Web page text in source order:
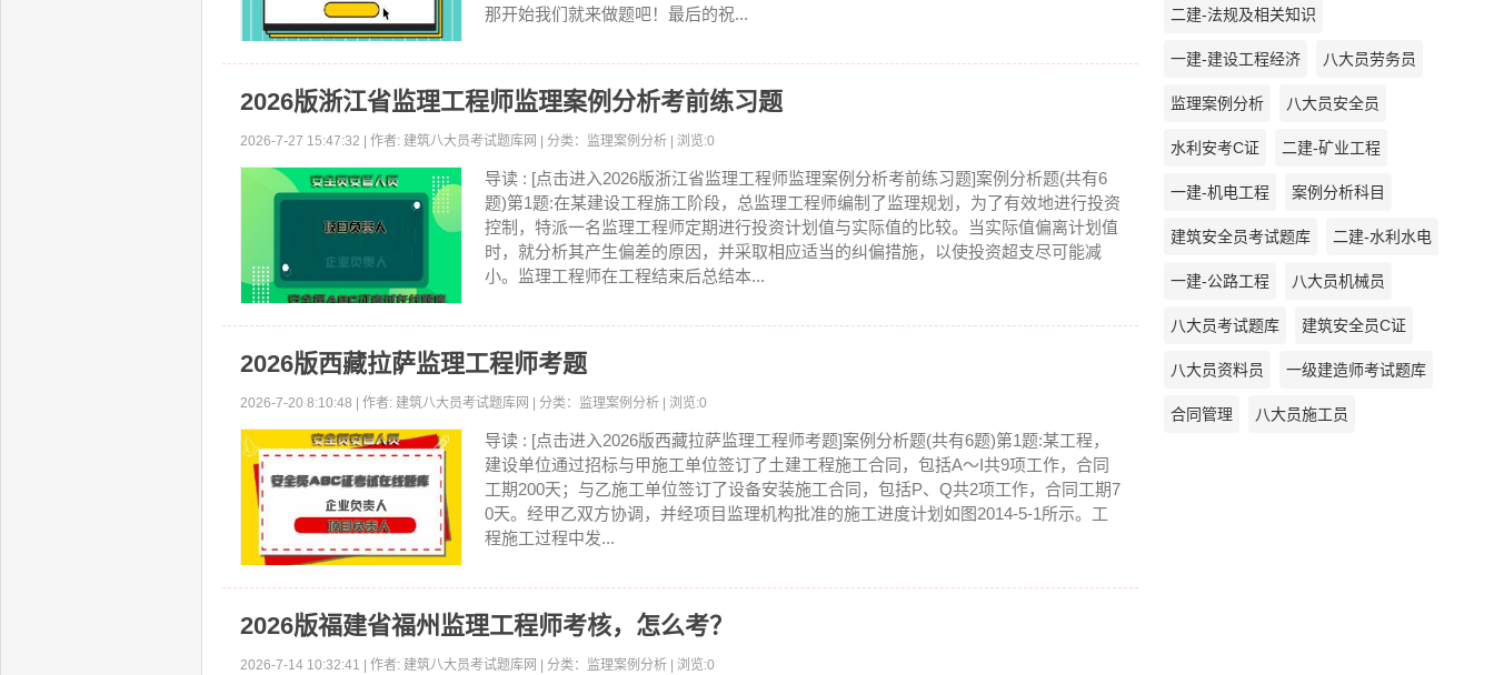
那开始我们就来做题吧！最后的祝...
2026版浙江省监理工程师监理案例分析考前练习题
2026-7-27 15:47:32 | 作者: 建筑八大员考试题库网 | 分类：监理案例分析 | 浏览:0
导读 : [点击进入2026版浙江省监理工程师监理案例分析考前练习题]案例分析题(共有6
题)第1题:在某建设工程旆工阶段，总监理工程师编制了监理规划，为了有效地进行投资
控制，特派一名监理工程师定期进行投资计划值与实际值的比较。当实际值偏离计划值
时，就分析其产生偏差的原因，并采取相应适当的纠偏措施，以使投资超支尽可能减
小。监理工程师在工程结束后总结本...
2026版西藏拉萨监理工程师考题
2026-7-20 8:10:48 | 作者: 建筑八大员考试题库网 | 分类：监理案例分析 | 浏览:0
导读 : [点击进入2026版西藏拉萨监理工程师考题]案例分析题(共有6题)第1题:某工程，
建设单位通过招标与甲施工单位签订了土建工程施工合同，包括A～I共9项工作，合同
工期200天；与乙施工单位签订了设备安装施工合同，包括P、Q共2项工作，合同工期7
0天。经甲乙双方协调，并经项目监理机构批准的施工进度计划如图2014-5-1所示。工
程施工过程中发...
2026版福建省福州监理工程师考核，怎么考？
2026-7-14 10:32:41 | 作者: 建筑八大员考试题库网 | 分类：监理案例分析 | 浏览:0
二建-法规及相关知识
一建-建设工程经济 八大员劳务员
监理案例分析 八大员安全员
水利安考C证 二建-矿业工程
一建-机电工程 案例分析科目
建筑安全员考试题库 二建-水利水电
一建-公路工程 八大员机械员
八大员考试题库 建筑安全员C证
八大员资料员 一级建造师考试题库
合同管理 八大员施工员